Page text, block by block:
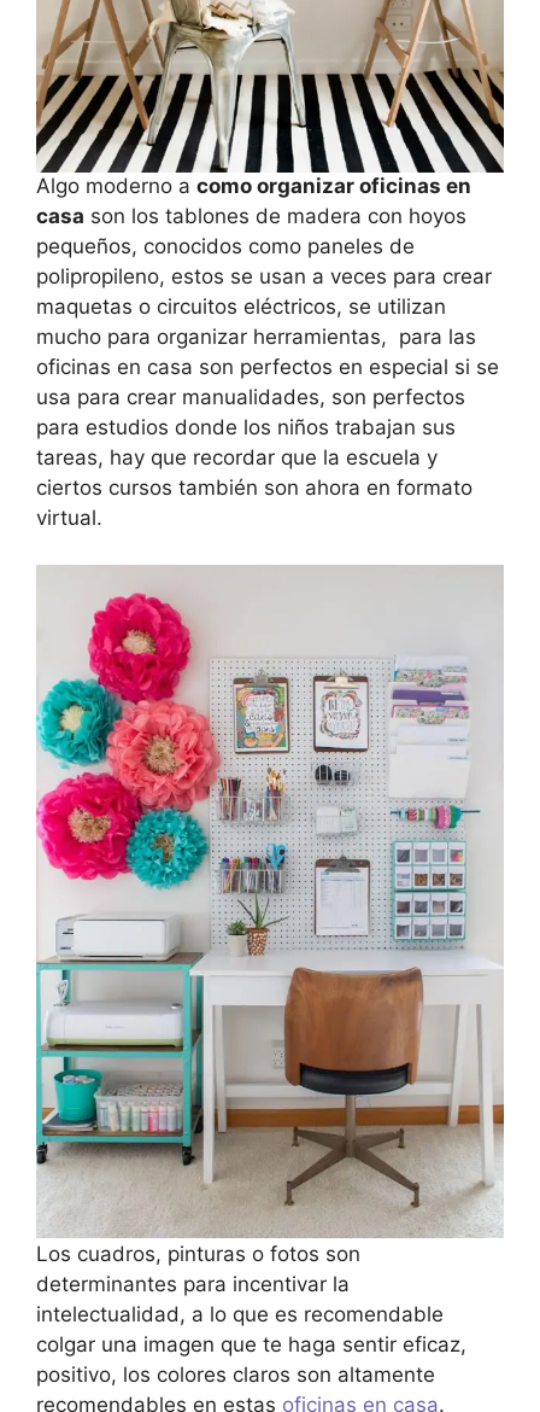
Algo moderno a como organizar oficinas en
casa son los tablones de madera con hoyos
pequeños, conocidos como paneles de
polipropileno, estos se usan a veces para crear
maquetas o circuitos eléctricos, se utilizan
mucho para organizar herramientas, para las
oficinas en casa son perfectos en especial si se
usa para crear manualidades, son perfectos
para estudios donde los niños trabajan sus
tareas, hay que recordar que la escuela y
ciertos cursos también son ahora en formato
virtual.
Los cuadros, pinturas o fotos son
determinantes para incentivar la
intelectualidad, a lo que es recomendable
colgar una imagen que te haga sentir eficaz,
positivo, los colores claros son altamente
recomendables en estas oficinas en casa.